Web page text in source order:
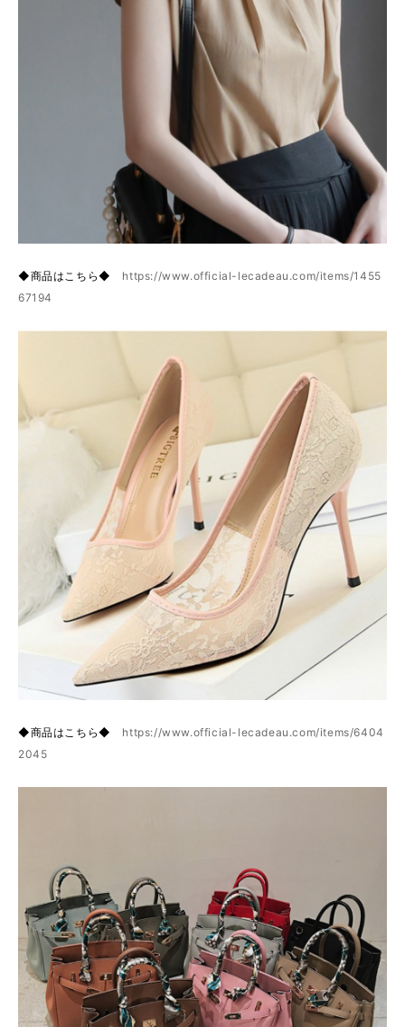
◆商品はこちら◆ https://www.official-lecadeau.com/items/1455
67194
◆商品はこちら◆ https://www.official-lecadeau.com/items/6404
2045